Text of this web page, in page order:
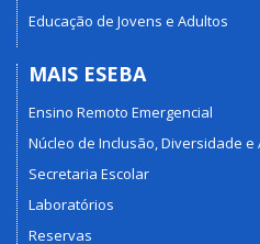
Educação de Jovens e Adultos
MAIS ESEBA
Ensino Remoto Emergencial
Núcleo de Inclusão, Diversidade e
Secretaria Escolar
Laboratórios
Reservas